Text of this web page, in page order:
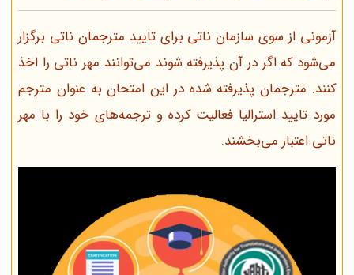
آزمونی از سوی سازمان ناتی برای تایید مترجمان ناتی برگزار
می‌شود که اگر در آن پذیرفته شوند می‌توانند مهر ناتی را اخذ
کنند. مترجمان پذیرفته شده در این امتحان به عنوان مترجم
مورد تایید استرالیا فعالیت کرده و ترجمه‌های خود را با مهر
ناتی اعتبار می‌بخشند.